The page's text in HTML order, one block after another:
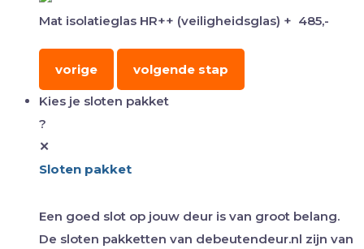
Mat isolatieglas HR++ (veiligheidsglas) + 485,-
vorige volgende stap
Kies je sloten pakket
?
✕
Sloten pakket
Een goed slot op jouw deur is van groot belang.
De sloten pakketten van debeutendeur.nl zijn van